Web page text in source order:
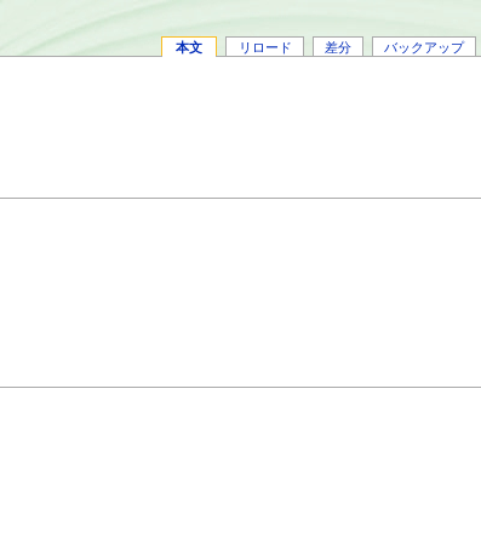
本文 リロード 差分 バックアップ